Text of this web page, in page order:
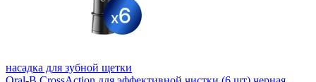
насадка для зубной щетки